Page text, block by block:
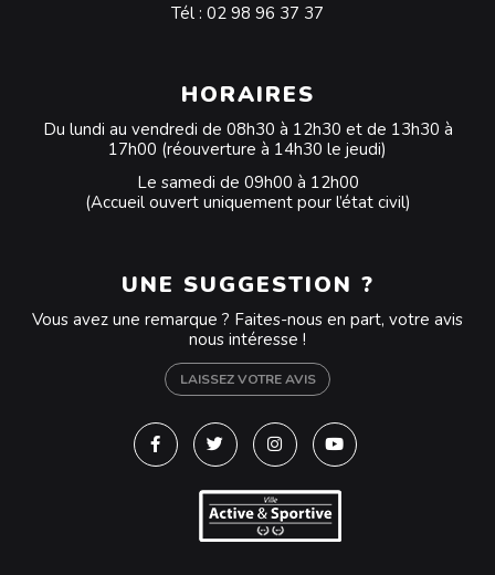
Tél : 02 98 96 37 37
HORAIRES
Du lundi au vendredi de 08h30 à 12h30 et de 13h30 à
17h00 (réouverture à 14h30 le jeudi)
Le samedi de 09h00 à 12h00
(Accueil ouvert uniquement pour l’état civil)
UNE SUGGESTION ?
Vous avez une remarque ? Faites-nous en part, votre avis
nous intéresse !
LAISSEZ VOTRE AVIS
Lien vers le compte Facebook
Lien vers le compte Twitter
Lien vers le compte
Lien vers la chaîne